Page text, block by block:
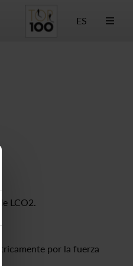
ES
LCO2.
por la fuerza